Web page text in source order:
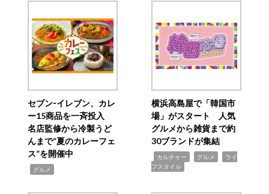
セブン‐イレブン、カレ
ー15商品を一斉投入
名店監修から冷製うど
んまで“夏のカレーフェ
ス”を開催中
グルメ
横浜高島屋で「韓国市
場」がスタート 人気
グルメから雑貨まで約
30ブランドが集結
カルチャー グルメ
ライ
フスタイル